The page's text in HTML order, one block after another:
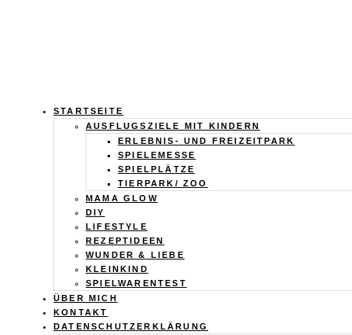
Calistas
Traum
STARTSEITE
AUSFLUGSZIELE MIT KINDERN
ERLEBNIS- UND FREIZEITPARK
SPIELEMESSE
SPIELPLÄTZE
TIERPARK/ ZOO
MAMA GLOW
DIY
LIFESTYLE
REZEPTIDEEN
WUNDER & LIEBE
KLEINKIND
SPIELWARENTEST
ÜBER MICH
KONTAKT
DATENSCHUTZERKLÄRUNG